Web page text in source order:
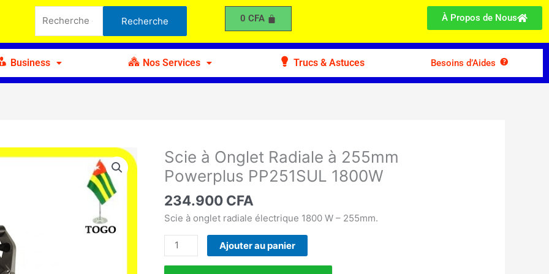
pour :
Recherche 0 CFA À Propos de Nous
Business Nos Services Trucs & Astuces Besoins d’Aides
Scie à Onglet Radiale à 255mm
Powerplus PP251SUL 1800W
234.900 CFA
Scie à onglet radiale électrique 1800 W – 255mm.
quantité
de
Scie
à
Onglet
255mm
Ajouter au panier
Radiale
à
255mm
PP251SUL